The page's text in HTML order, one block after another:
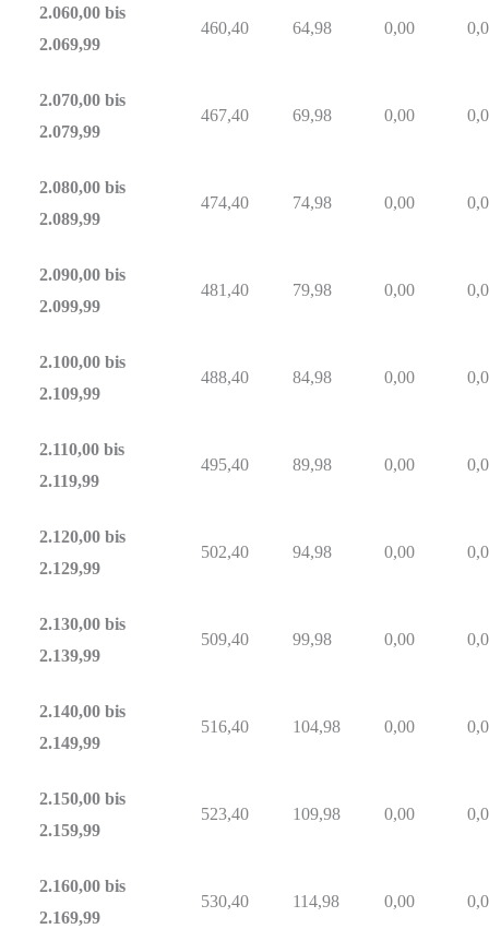
2.060,00 bis
2.069,99
460,40 64,98 0,00
2.070,00 bis
2.079,99
467,40 69,98 0,00
2.080,00 bis
2.089,99
474,40 74,98 0,00
2.090,00 bis
2.099,99
481,40 79,98 0,00
2.100,00 bis
2.109,99
488,40 84,98 0,00
2.110,00 bis
2.119,99
495,40 89,98 0,00
2.120,00 bis
2.129,99
502,40 94,98 0,00
2.130,00 bis
2.139,99
509,40 99,98 0,00
2.140,00 bis
2.149,99
516,40 104,98 0,00
2.150,00 bis
2.159,99
523,40 109,98 0,00
2.160,00 bis
2.169,99
530,40 114,98 0,00